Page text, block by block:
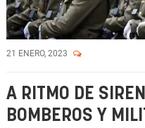
21 ENERO, 2023
A RITMO DE
BOMBEROS Y